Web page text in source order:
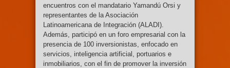
encuentros con el mandatario Yamandú Orsi y
representantes de la Asociación
Latinoamericana de Integración (ALADI).
Además, participó en un foro empresarial con la
presencia de 100 inversionistas, enfocado en
servicios, inteligencia artificial, portuarios e
inmobiliarios, con el fin de promover la inversión